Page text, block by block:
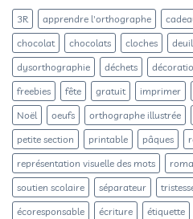
réutiliser
3R apprendre l'orthographe
chocolat
chocolats cloches deuil
dysorthographie
déchets
freebies
fête gratuit imprimer
Noël
oeufs orthographe illustrée
petite section
printable pâques
représentation visuelle des mots
soutien scolaire
séparateur
écoresponsable
écriture étiquette